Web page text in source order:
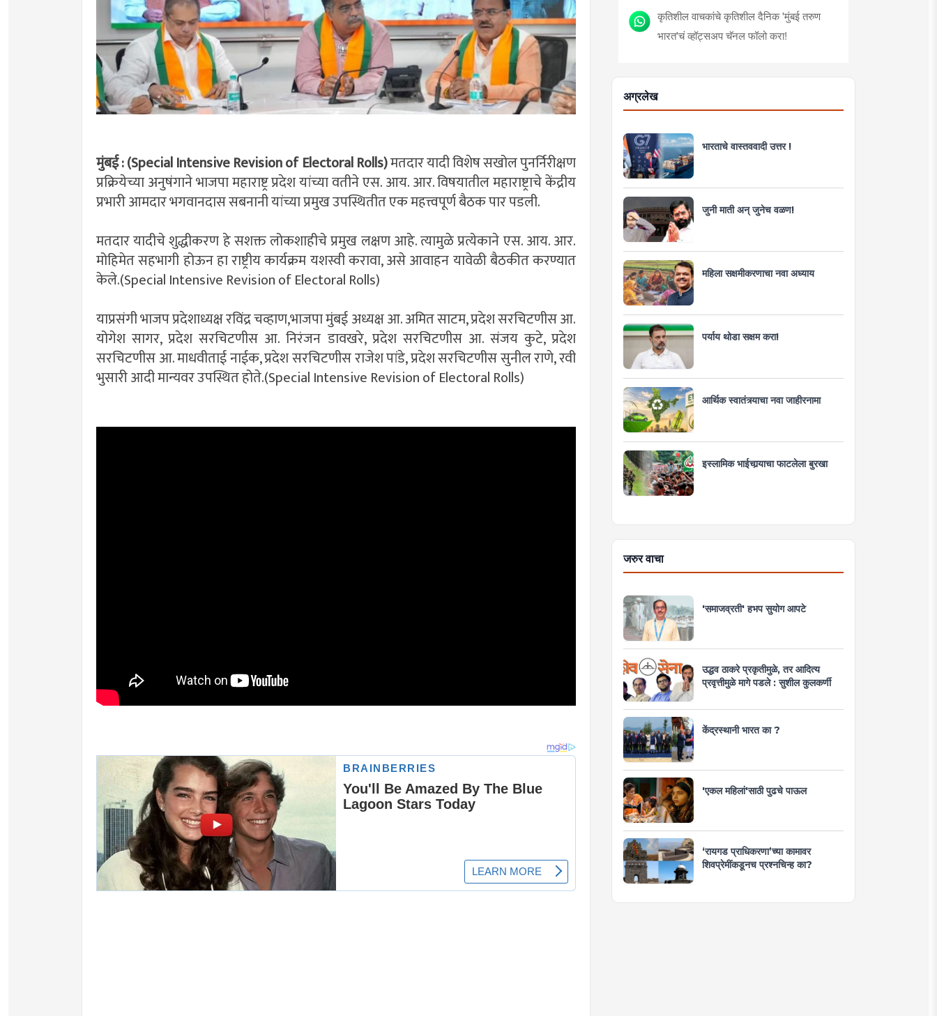
मुंबई : (Special Intensive Revision of Electoral Rolls)मतदार यादी विशेष सखोल पुनर्निरीक्षण
प्रक्रियेच्या अनुषंगाने भाजपा महाराष्ट्र प्रदेश यांच्या वतीने एस. आय. आर. विषयातील महाराष्ट्राचे केंद्रीय
प्रभारी आमदार भगवानदास सबनानी यांच्या प्रमुख उपस्थितीत एक महत्त्वपूर्ण बैठक पार पडली.
मतदार यादीचे शुद्धीकरण हे सशक्त लोकशाहीचे प्रमुख लक्षण आहे. त्यामुळे प्रत्येकाने एस. आय. आर.
मोहिमेत सहभागी होऊन हा राष्ट्रीय कार्यक्रम यशस्वी करावा, असे आवाहन यावेळी बैठकीत करण्यात
केले.(Special Intensive Revision of Electoral Rolls)
याप्रसंगी भाजप प्रदेशाध्यक्ष रविंद्र चव्हाण,भाजपा मुंबई अध्यक्ष आ. अमित साटम, प्रदेश सरचिटणीस आ.
योगेश सागर, प्रदेश सरचिटणीस आ. निरंजन डावखरे, प्रदेश सरचिटणीस आ. संजय कुटे, प्रदेश
सरचिटणीस आ. माधवीताई नाईक, प्रदेश सरचिटणीस राजेश पांडे, प्रदेश सरचिटणीस सुनील राणे, रवी
भुसारी आदी मान्यवर उपस्थित होते.(Special Intensive Revision of Electoral Rolls)
कृतिशील वाचकांचे कृतिशील दैनिक 'मुंबई तरुण
भारत'चं व्हॉट्सअप चॅनल फॉलो करा!
अग्रलेख
भारताचे वास्तववादी उत्तर !
जुनी माती अन् जुनेच वळण!
महिला सक्षमीकरणाचा नवा अध्याय
पर्याय थोडा सक्षम करा!
आर्थिक स्वातंत्र्याचा नवा जाहीरनामा
इस्लामिक भाईचार्‍याचा फाटलेला बुरखा
जरुर वाचा
'समाजव्रती' हभप सुयोग आपटे
उद्धव ठाकरे प्रकृतीमुळे, तर आदित्य
प्रवृत्तीमुळे मागे पडले : सुशील कुलकर्णी
केंद्रस्थानी भारत का ?
'एकल महिलां'साठी पुढचे पाऊल
‘रायगड प्राधिकरणा’च्या कामावर
शिवप्रेमींकडूनच प्रश्नचिन्ह का?